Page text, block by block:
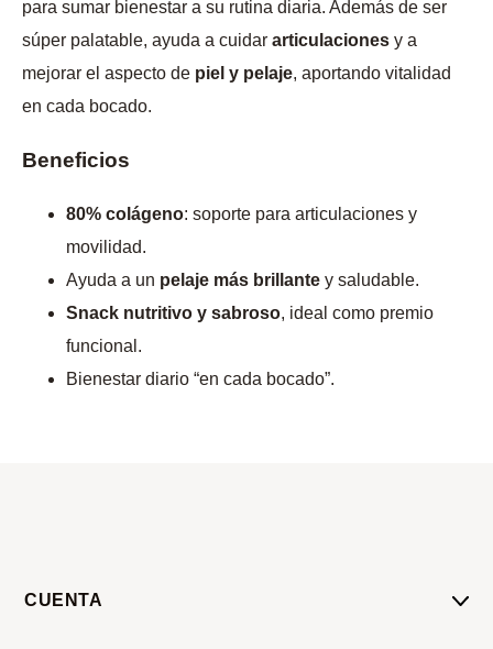
para sumar bienestar a su rutina diaria. Además de ser
súper palatable, ayuda a cuidar articulaciones y a
mejorar el aspecto de piel y pelaje, aportando vitalidad
en cada bocado.
Beneficios
80% colágeno: soporte para articulaciones y
movilidad.
Ayuda a un pelaje más brillante y saludable.
Snack nutritivo y sabroso, ideal como premio
funcional.
Bienestar diario “en cada bocado”.
CUENTA